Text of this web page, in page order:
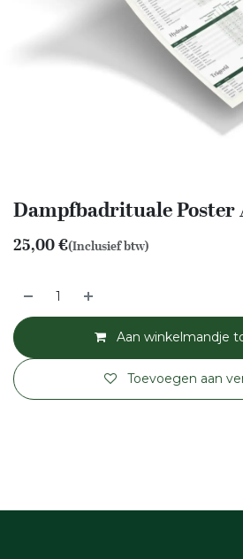
Dampfbadrituale Poster
25,00€(Inclusief btw)
Aan winkelmandje
Toevoegen aan